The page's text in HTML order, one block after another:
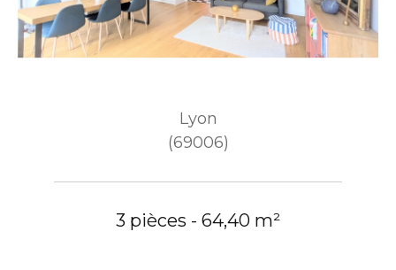
Lyon
(69006)
3 pièces - 64,40 m²